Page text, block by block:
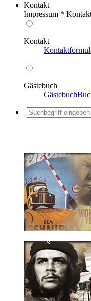
Kontakt
Impressum *
Kontakt
Gästebuch
Gästebuch